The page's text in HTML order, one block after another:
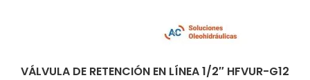
VÁLVULA DE RETENCIÓN EN LÍNEA 1/2″ HFVUR-G12